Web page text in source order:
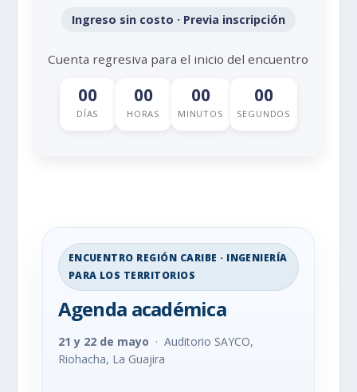
Ingreso sin costo · Previa inscripción
Cuenta regresiva para el inicio del encuentro
00
DÍAS
00
HORAS
00
MINUTOS
00
SEGUNDOS
ENCUENTRO REGIÓN CARIBE · INGENIERÍA
PARA LOS TERRITORIOS
Agenda académica
21 y 22 de mayo · Auditorio SAYCO,
Riohacha, La Guajira